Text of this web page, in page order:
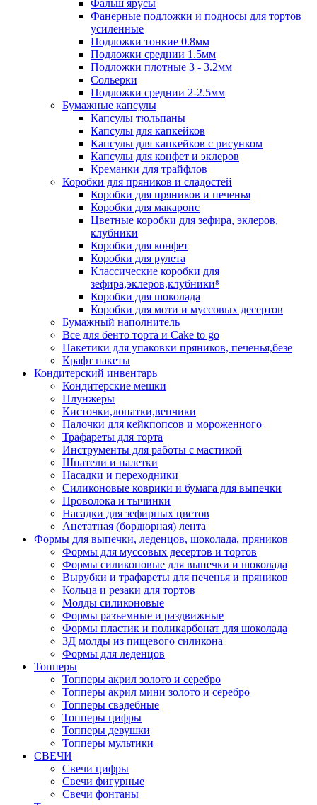
Фальш ярусы
Фанерные подложки и подносы для тортов
усиленные
Подложки тонкие 0.8мм
Подложки среднии 1.5мм
Подложки плотные 3 - 3.2мм
Сольерки
Подложки среднии 2-2.5мм
Бумажные капсулы
Капсулы тюльпаны
Капсулы для капкейков
Капсулы для капкейков с рисунком
Капсулы для конфет и эклеров
Креманки для трайфлов
Коробки для пряников и сладостей
Коробки для пряников и печенья
Коробки для макаронс
Цветные коробки для зефира, эклеров,
клубники
Коробки для конфет
Коробки для рулета
Классические коробки для
зефира,эклеров,клубники⁸
Коробки для шоколада
Коробки для моти и муссовых десертов
Бумажный наполнитель
Все для бенто торта и Cake to go
Пакетики для упаковки пряников, печенья,безе
Крафт пакеты
Кондитерский инвентарь
Кондитерские мешки
Плунжеры
Кисточки,лопатки,венчики
Палочки для кейкпопсов и мороженного
Трафареты для торта
Инструменты для работы с мастикой
Шпатели и палетки
Насадки и переходники
Силиконовые коврики и бумага для выпечки
Проволока и тычинки
Насадки для зефирных цветов
Ацетатная (бордюрная) лента
Формы для выпечки, леденцов, шоколада, пряников
Формы для муссовых десертов и тортов
Формы силиконовые для выпечки и шоколада
Вырубки и трафареты для печенья и пряников
Кольца и резаки для тортов
Молды силиконовые
Формы разъемные и раздвижные
Формы пластик и поликарбонат для шоколада
3Д молды из пищевого силикона
Формы для леденцов
Топперы
Топперы акрил золото и серебро
Топперы акрил мини золото и серебро
Топперы свадебные
Топперы цифры
Топперы девушки
Топперы мультики
СВЕЧИ
Свечи цифры
Свечи фигурные
Свечи фонтаны